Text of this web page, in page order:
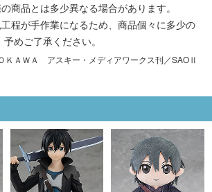
商品とは多少異なる場合があります。
程が手作業になるため、商品個々に多少の
めご了承ください。
ＫＡＷＡ アスキー・メディアワークス刊／SAOⅡ